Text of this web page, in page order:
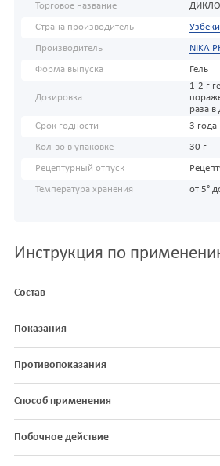
Торговое название
Страна производитель
Производитель NIKA
Форма выпуска Гель
Дозировка
1-2 г
раза в
Срок годности
3 года
Кол-во в упаковке 30 г
Рецептурный отпуск
Температура хранения от 5°
Инструкция по
Состав
Показания
Противопоказания
Способ применения
Побочное действие